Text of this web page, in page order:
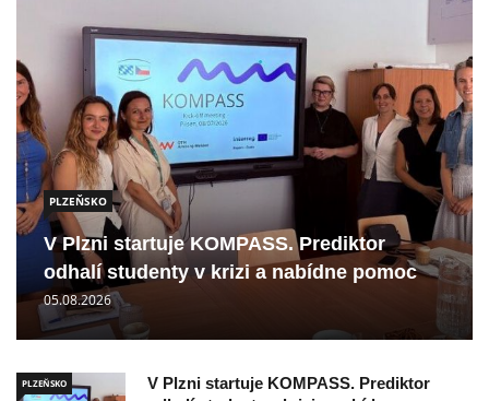
PLZEŇSKO
V Plzni startuje KOMPASS. Prediktor
odhalí studenty v krizi a nabídne pomoc
05.08.2026
PLZEŇSKO
V Plzni startuje KOMPASS. Prediktor